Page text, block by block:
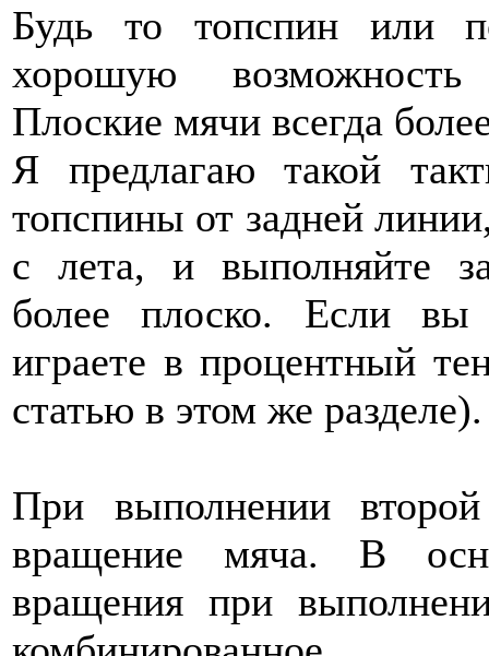
Будь то топспин или
хорошую возможность
Плоские мячи всегда
Я предлагаю такой
топспины от задней
с лета, и выполняйте
более плоско. Если вы
играете в процентный
статью в этом же разделе).
При выполнении второй
вращение мяча. В
вращения при